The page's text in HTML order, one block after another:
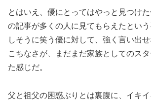
とはいえ、優にとってはやっと見つけ
の記事が多くの人に見てもらえたとい
しそうに笑う優に対して、強く言い出
こちなさが、まだまだ家族としてのス
た感じだ。
父と祖父の困惑ぶりとは裏腹に、イキ